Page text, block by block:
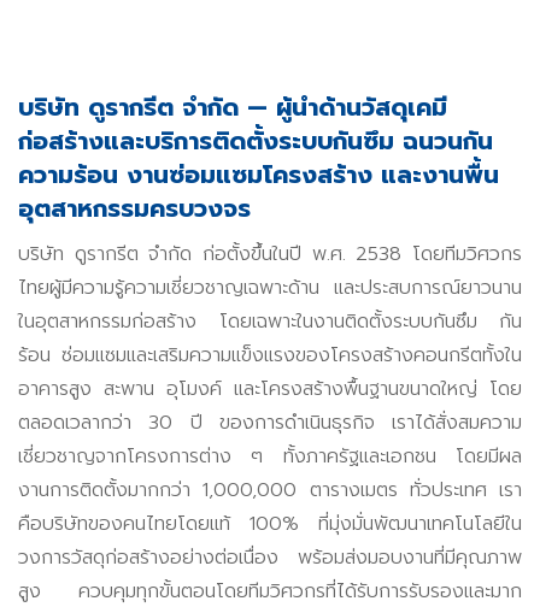
บริษัท ดูรากรีต จำกัด — ผู้นำด้านวัสดุเคมี
ก่อสร้างและบริการติดตั้งระบบกันซึม ฉนวนกัน
ความร้อน งานซ่อมแซมโครงสร้าง และงานพื้น
อุตสาหกรรมครบวงจร
บริษัท ดูรากรีต จำกัด ก่อตั้งขึ้นในปี พ.ศ. 2538 โดยทีมวิศวกร
ไทยผู้มีความรู้ความเชี่ยวชาญเฉพาะด้าน และประสบการณ์ยาวนาน
ในอุตสาหกรรมก่อสร้าง โดยเฉพาะในงานติดตั้งระบบกันซึม กัน
ร้อน ซ่อมแซมและเสริมความแข็งแรงของโครงสร้างคอนกรีตทั้งใน
อาคารสูง สะพาน อุโมงค์ และโครงสร้างพื้นฐานขนาดใหญ่ โดย
ตลอดเวลากว่า 30 ปี ของการดำเนินธุรกิจ เราได้สั่งสมความ
เชี่ยวชาญจากโครงการต่าง ๆ ทั้งภาครัฐและเอกชน โดยมีผล
งานการติดตั้งมากกว่า 1,000,000 ตารางเมตร ทั่วประเทศ เรา
คือบริษัทของคนไทยโดยแท้ 100% ที่มุ่งมั่นพัฒนาเทคโนโลยีใน
วงการวัสดุก่อสร้างอย่างต่อเนื่อง พร้อมส่งมอบงานที่มีคุณภาพ
สูง ควบคุมทุกขั้นตอนโดยทีมวิศวกรที่ได้รับการรับรองและมาก